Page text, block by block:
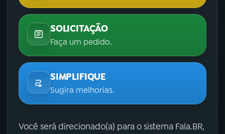
SOLICITAÇÃO
Faça um pedido.
SIMPLIFIQUE
Sugira melhorias.
Você será direcionado(a) para o sistema Fala.BR,